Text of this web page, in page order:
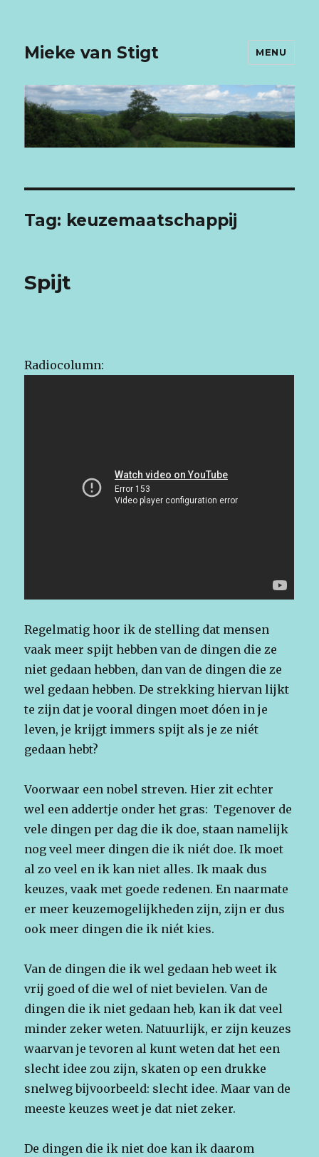
Mieke van Stigt MENU
Tag: keuzemaatschappij
Spijt
Radiocolumn:
Regelmatig hoor ik de stelling dat mensen
vaak meer spijt hebben van de dingen die ze
niet gedaan hebben, dan van de dingen die ze
wel gedaan hebben. De strekking hiervan lijkt
te zijn dat je vooral dingen moet dóen in je
leven, je krijgt immers spijt als je ze niét
gedaan hebt?
Voorwaar een nobel streven. Hier zit echter
wel een addertje onder het gras: Tegenover de
vele dingen per dag die ik doe, staan namelijk
nog veel meer dingen die ik niét doe. Ik moet
al zo veel en ik kan niet alles. Ik maak dus
keuzes, vaak met goede redenen. En naarmate
er meer keuzemogelijkheden zijn, zijn er dus
ook meer dingen die ik niét kies.
Van de dingen die ik wel gedaan heb weet ik
vrij goed of die wel of niet bevielen. Van de
dingen die ik niet gedaan heb, kan ik dat veel
minder zeker weten. Natuurlijk, er zijn keuzes
waarvan je tevoren al kunt weten dat het een
slecht idee zou zijn, skaten op een drukke
snelweg bijvoorbeeld: slecht idee. Maar van de
meeste keuzes weet je dat niet zeker.
De dingen die ik niet doe kan ik daarom